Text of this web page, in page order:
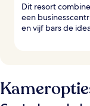
Dit resort
een
en vijf bars de